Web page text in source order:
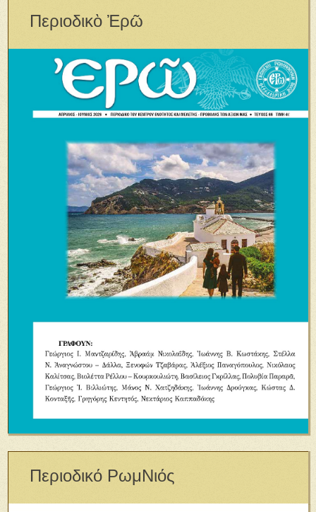
Περιοδικὸ Ἐρῶ
Περιοδικό ΡωμΝιός